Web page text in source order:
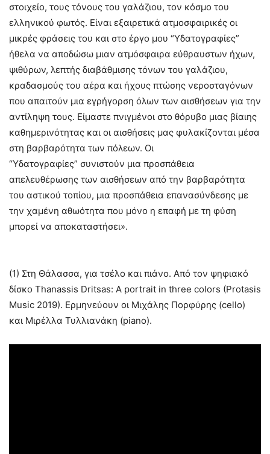
στοιχείο, τους τόνους του γαλάζιου, τον κόσμο του
ελληνικού φωτός. Είναι εξαιρετικά ατμοσφαιρικές οι
μικρές φράσεις του και στο έργο μου “Υδατογραφίες”
ήθελα να αποδώσω μιαν ατμόσφαιρα εύθραυστων ήχων,
ψιθύρων, λεπτής διαβάθμισης τόνων του γαλάζιου,
κραδασμούς του αέρα και ήχους πτώσης νεροσταγόνων
που απαιτούν μια εγρήγορση όλων των αισθήσεων για την
αντίληψη τους. Είμαστε πνιγμένοι στο θόρυβο μιας βίαιης
καθημερινότητας και οι αισθήσεις μας φυλακίζονται μέσα
στη βαρβαρότητα των πόλεων. Οι
“Υδατογραφίες” συνιστούν μια προσπάθεια
απελευθέρωσης των αισθήσεων από την βαρβαρότητα
του αστικού τοπίου, μια προσπάθεια επανασύνδεσης με
την χαμένη αθωότητα που μόνο η επαφή με τη φύση
μπορεί να αποκαταστήσει».
(1) Στη Θάλασσα, για τσέλο και πιάνο. Από τον ψηφιακό
δίσκο Thanassis Dritsas: A portrait in three colors (Protasis
Music 2019). Ερμηνεύουν οι Μιχάλης Πορφύρης (cello)
και Μιρέλλα Τυλλιανάκη (piano).